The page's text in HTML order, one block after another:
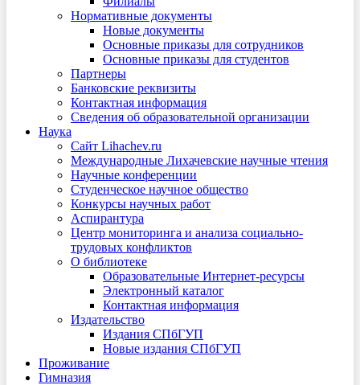
Нормативные документы
Новые документы
Основные приказы для сотрудников
Основные приказы для студентов
Партнеры
Банковские реквизиты
Контактная информация
Сведения об образовательной организации
Наука
Сайт Lihachev.ru
Международные Лихачевские научные чтения
Научные конференции
Студенческое научное общество
Конкурсы научных работ
Аспирантура
Центр мониторинга и анализа социально-
трудовых конфликтов
О библиотеке
Образовательные Интернет-ресурсы
Электронный каталог
Контактная информация
Издательство
Издания СПбГУП
Новые издания СПбГУП
Проживание
Гимназия